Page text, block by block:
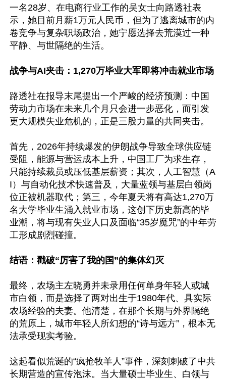
一名28岁、在电商行业工作的吴女士向路透社表
示，她目前月薪1万元人民币，但为了逃离城市的内
卷竞争与复杂职场政治，她宁愿选择去荒漠过一种
平静、与世隔绝的生活。
战争与AI夹击：1,270万毕业大军即将冲击就业市场
路透社在报导末尾提出一个严峻的经济预测：中国
劳动力市场在未来几个月只会进一步恶化，而引发
更大规模失业危机的，正是三股力量的共同夹击。
首先，2026年持续爆发的伊朗战争导致全球供应链
受阻，能源与营运成本上升，中国工厂为求生存，
只能持续裁员或压低基层薪资；其次，人工智慧（A
I）与自动化技术快速普及，大量蓝领与基层白领岗
位正被机器取代；第三，今年夏天将有高达1,270万
名大学毕业生涌入就业市场，这创下历史新高的毕
业潮，将与现有失业人口及面临“35岁魔咒”的中年劳
工形成剧烈碰撞。
结语：戳破“厉害了我的国”的集体幻灭
最终，农场主左晓勇并未录用任何单身年轻人或城
市白领，而是选择了两对出生于1980年代、具实际
农场经验的夫妻。他清楚，在那个长期与外界隔绝
的荒原上，城市年轻人所幻想的“诗与远方”，根本无
法承受现实考验。
这起看似荒诞的“疯抢牧羊人”事件，深刻刺破了中共
长期营造的宣传泡沫。当大量硕士毕业生、白领与